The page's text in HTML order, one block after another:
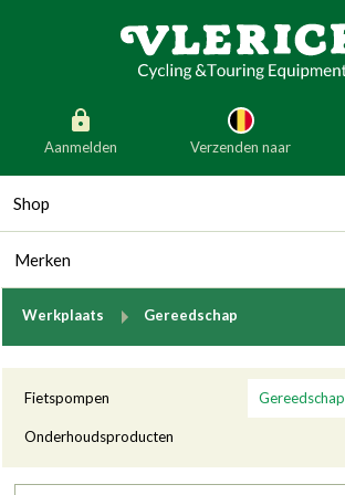
Aanmelden Verzenden naar
België
Duitsland
Slovenië Italië
Denemarken Finland
Bulgarije
generic_skip_language
Shop
Merken
Werkplaats breadcrumb.to
Gereedschap
Categorieën
Fietspompen Gereedschap
Onderhoudsproducten